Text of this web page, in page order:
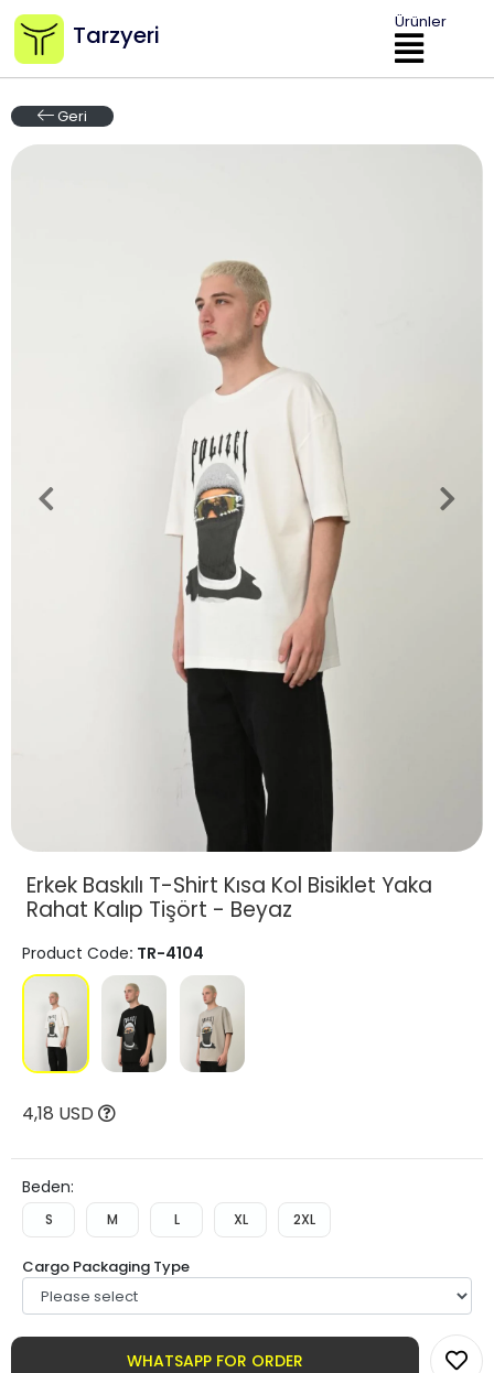
Tarzyeri Ürünler
Geri
Erkek Baskılı T-Shirt Kısa Kol Bisiklet Yaka
Rahat Kalıp Tişört - Beyaz
Product Code: TR-4104
4,18 USD
Beden:
S M L XL 2XL
Cargo Packaging Type
WHATSAPP FOR ORDER